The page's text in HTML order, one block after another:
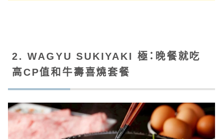
2. WAGYU SUKIYAKI 極：晚餐就吃
高CP值和牛壽喜燒套餐